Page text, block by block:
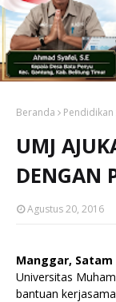
Beranda Pendidikan
UMJ
DENGAN
Agustus 20, 2016
Manggar, Satam
Universitas
bantuan